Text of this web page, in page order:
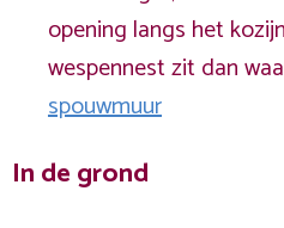
opening langs het
wespennest zit dan
spouwmuur
In de grond